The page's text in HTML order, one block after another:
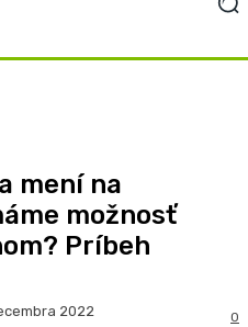
mení na
možnosť
Príbeh
2022 0